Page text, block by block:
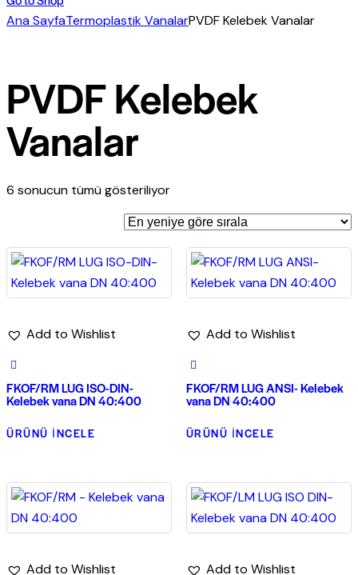
Ana SayfaTermoplastik VanalarPVDF Kelebek Vanalar
PVDF Kelebek
Vanalar
6 sonucun tümü gösteriliyor
Add to Wishlist
FKOF/RM LUG ISO-DIN-
Kelebek vana DN 40:400
ÜRÜNÜ İNCELE
Add to Wishlist
FKOF/RM LUG ANSI- Kelebek
vana DN 40:400
ÜRÜNÜ İNCELE
Add to Wishlist Add to Wishlist